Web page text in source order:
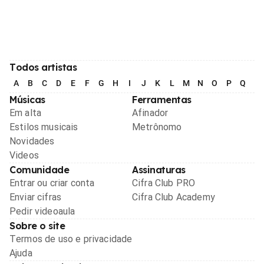
Todos artistas
A B C D E F G H I J K L M N O P Q
Músicas
Em alta
Estilos musicais
Novidades
Videos
Ferramentas
Afinador
Metrônomo
Comunidade
Entrar ou criar conta
Enviar cifras
Pedir videoaula
Assinaturas
Cifra Club PRO
Cifra Club Academy
Sobre o site
Termos de uso e privacidade
Ajuda